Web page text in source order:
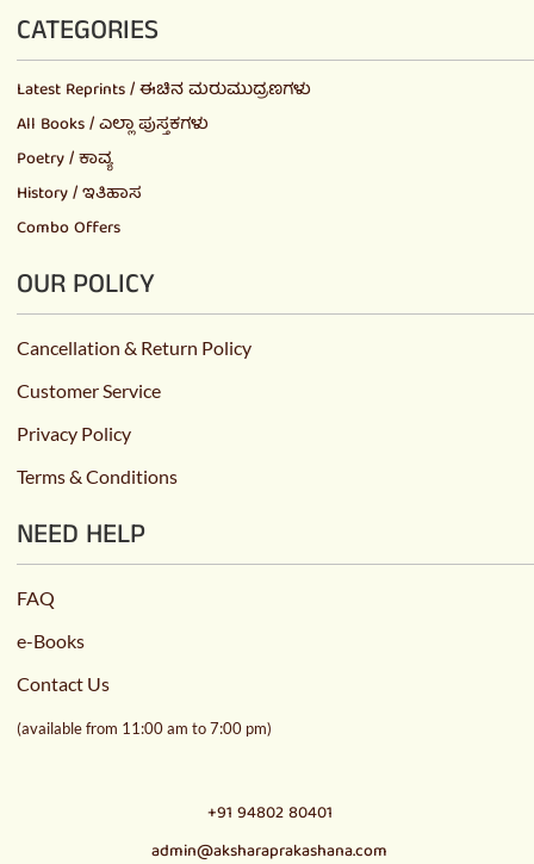
CATEGORIES
Latest Reprints / ಈಚಿನ ಮರುಮುದ್ರಣಗಳು
All Books / ಎಲ್ಲಾ ಪುಸ್ತಕಗಳು
Poetry / ಕಾವ್ಯ
History / ಇತಿಹಾಸ
Combo Offers
OUR POLICY
Cancellation & Return Policy
Customer Service
Privacy Policy
Terms & Conditions
NEED HELP
FAQ
e-Books
Contact Us
(available from 11:00 am to 7:00 pm)
+91 94802 80401
admin@aksharaprakashana.com